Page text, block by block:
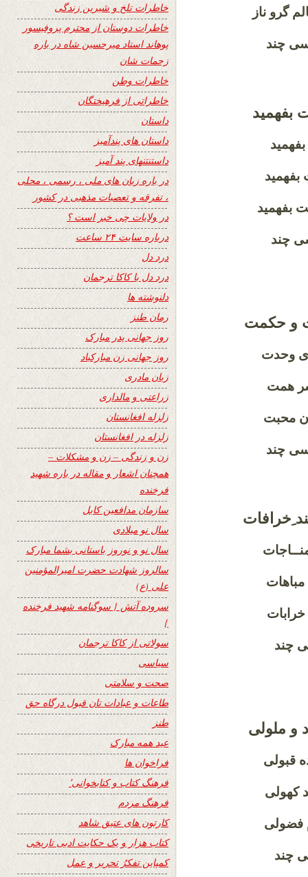
گرو ناز
چند
بفهمید
بفهمید
بفهمید
چند
و حکمت
وحدت
همت
محبت
چند
ِخرافات
مباهات
خرابات
چند
و ملولی
قبولی
کهولی
فضولی
چند
خاطرات تلخ و شیرین زندگی
خاطرات دوستان از محترم پروفیسور
پوهاند استاد میرحسین شاه در باره
زحمات شان
خاطرات وطن
خاطراتی از فرهیختگان
داستان
داستان های پندآمیز
داستنتنهای پند آمیز
در باره زبان های ملی ، رسمی ، محلی
، تفرقه و تعصبات مذهبی در کشور
در ولایات چی خبر است ؟
درباره سایت ۲۴ ساعت
درد دل
درد دل با کاکا ترجمان
دلنوشته ها
رمان طنز
روز جهانی پدر مبارک
روز جهانی زن مبارکباد
زبان مادری
زراعتی و مالداری
زلزله افغانستان
زلزله در افغانستان
زن و زندگی – زن و مشکلات –
همچنان اشعار و مقاله در باره شهید
فرخنده
سازمان مدافعین کابل
سال نو میلادی
سال نو و نوروز باستانی بشما مبارک
سالروز شهادت حضرت امیرالمؤمنین
علی (ع)
سروده آتش { سوگنامه شهید فرخنده
}
سولاتی از کاکا ترجمان
سیاسی
صحت و سلامتی
طاعات و عبادات تان قبول درگاه حق
طنز
عید همه مبارک
فراخوان ها
فرهنگ کتاب و کتابخوانی٬
فرهنگ مردم
کارتون های عتیق شاهد
کتاب هزار و یک حکایت ادبی تاریخی
کمپاین تفکرُ تحریر و عمل